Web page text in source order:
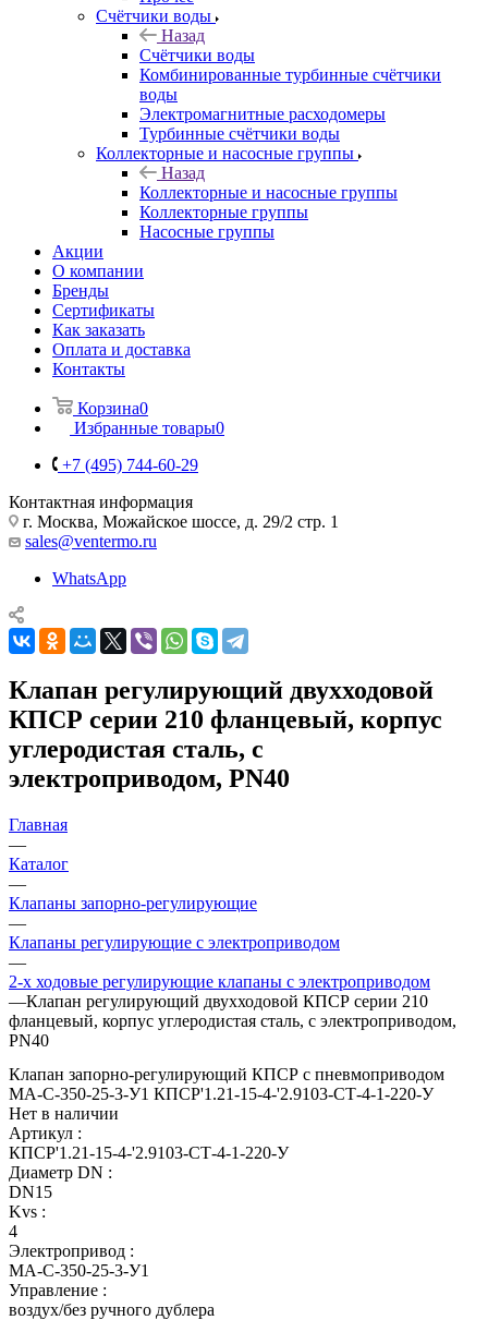
Счётчики воды
Назад
Счётчики воды
Комбинированные турбинные счётчики
воды
Электромагнитные расходомеры
Турбинные счётчики воды
Коллекторные и насосные группы
Назад
Коллекторные и насосные группы
Коллекторные группы
Насосные группы
Акции
О компании
Бренды
Сертификаты
Как заказать
Оплата и доставка
Контакты
Корзина0
Избранные товары0
+7 (495) 744-60-29
Контактная информация
г. Москва, Можайское шоссе, д. 29/2 стр. 1
sales@ventermo.ru
WhatsApp
Клапан регулирующий двухходовой
КПСР серии 210 фланцевый, корпус
углеродистая сталь, с
электроприводом, PN40
Главная
—
Каталог
—
Клапаны запорно-регулирующие
—
Клапаны регулирующие с электроприводом
—
2-х ходовые регулирующие клапаны с электроприводом
—Клапан регулирующий двухходовой КПСР серии 210
фланцевый, корпус углеродистая сталь, с электроприводом,
PN40
Клапан запорно-регулирующий КПСР с пневмоприводом
МА-С-350-25-3-У1 КПСР'1.21-15-4-'2.9103-СТ-4-1-220-У
Нет в наличии
Артикул :
КПСР'1.21-15-4-'2.9103-СТ-4-1-220-У
Диаметр DN :
DN15
Kvs :
4
Электропривод :
МА-С-350-25-3-У1
Управление :
воздух/без ручного дублера